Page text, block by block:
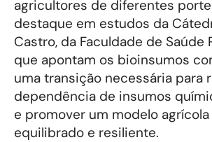
agricultores de diferentes
destaque em estudos da
Castro, da Faculdade de Saúde
que apontam os bioinsumos
uma transição necessária para
dependência de insumos
e promover um modelo
equilibrado e resiliente.